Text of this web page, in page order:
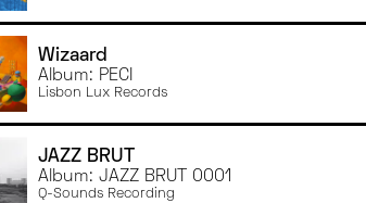
Wizaard
Album: PECI
Lisbon Lux Records
JAZZ BRUT
Album: JAZZ BRUT 0001
Q-Sounds Recording